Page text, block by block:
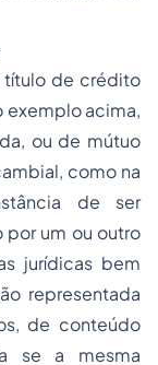
título de crédito
exemplo acima,
ou de mútuo
como na
de ser
um ou outro
jurídicas bem
representada
de conteúdo
se a mesma